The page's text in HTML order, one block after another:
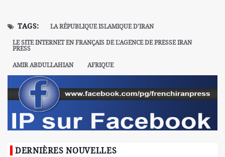
TAGS:
LA RÉPUBLIQUE ISLAMIQUE D'IRAN
LE SITE INTERNET EN FRANÇAIS DE L'AGENCE DE PRESSE IRAN
PRESS
AMIR ABDULLAHIAN
AFRIQUE
DERNIÈRES NOUVELLES